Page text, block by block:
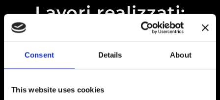
Consent Details About
This website uses cookies
Lavori realizzati: